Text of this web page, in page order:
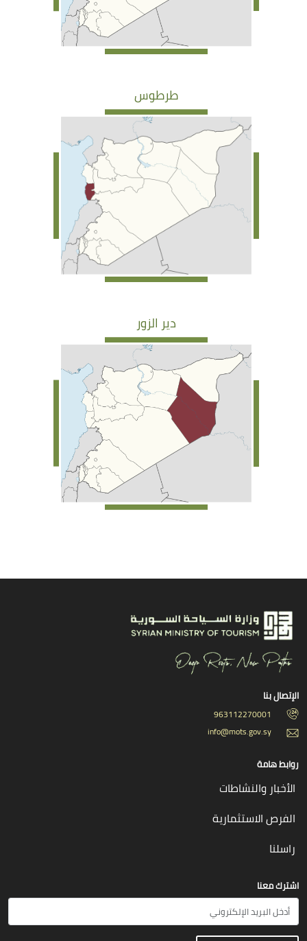
طرطوس
دير الزور
الإتصال بنا
963112270001
info@mots.gov.sy
روابط هامة
الأخبار والنشاطات
الفرص الاستثمارية
راسلنا
اشترك معنا